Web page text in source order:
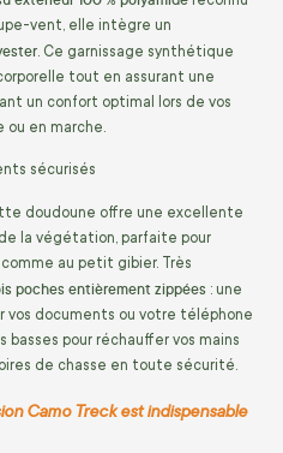
vent, elle intègre un
. Ce garnissage synthétique
tout en assurant une
un confort optimal lors de vos
ou en marche.
sécurisés
doudoune offre une excellente
la végétation, parfaite pour
au petit gibier. Très
poches entièrement zippées : une
vos documents ou votre téléphone
pour réchauffer vos mains
de chasse en toute sécurité.
Camo Treck est indispensable